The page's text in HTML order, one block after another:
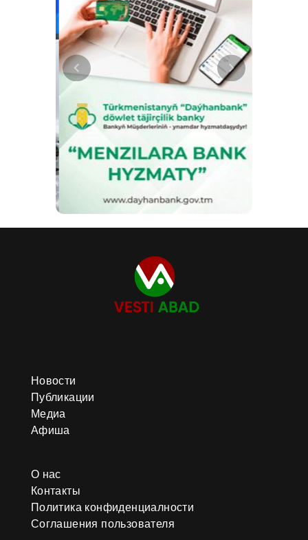
Новости
Публикации
Медиа
Афиша
О нас
Контакты
Политика конфиденциалности
Соглашения пользователя